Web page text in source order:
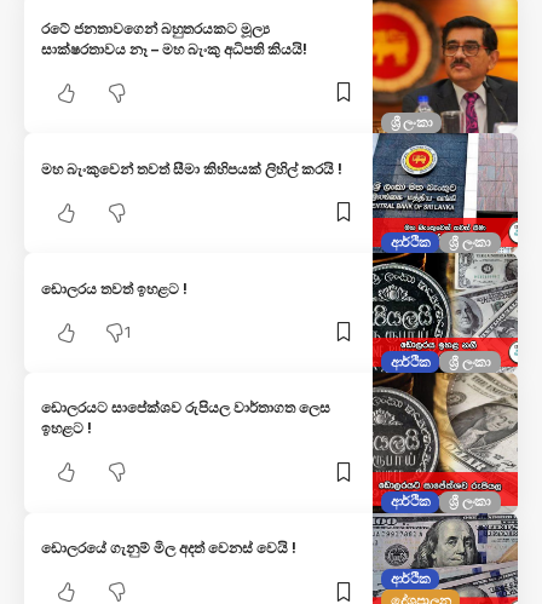
ශ්‍රී ලංකා
රටේ ජනතාවගෙන් බහුතරයකට මූල්‍ය
සාක්ෂරතාවය නෑ – මහ බැංකු අධිපති කියයි!
ආර්ථික ශ්‍රී ලංකා
මහ බැංකුවෙන් තවත් සීමා කිහිපයක් ලිහිල් කරයි !
ආර්ථික ශ්‍රී ලංකා
ඩොලරය තවත් ඉහළට !
1
ආර්ථික ශ්‍රී ලංකා
ඩොලරයට සාපේක්ශව රුපියල වාර්තාගත ලෙස
ඉහළට !
ආර්ථික
දේශපාලන
ඩොලරයේ ගැනුම් මිල අදත් වෙනස් වෙයි !